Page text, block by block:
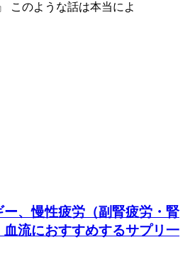
このような話は本当によ
ー、慢性疲労（副腎疲労・腎
流におすすめするサプリ一